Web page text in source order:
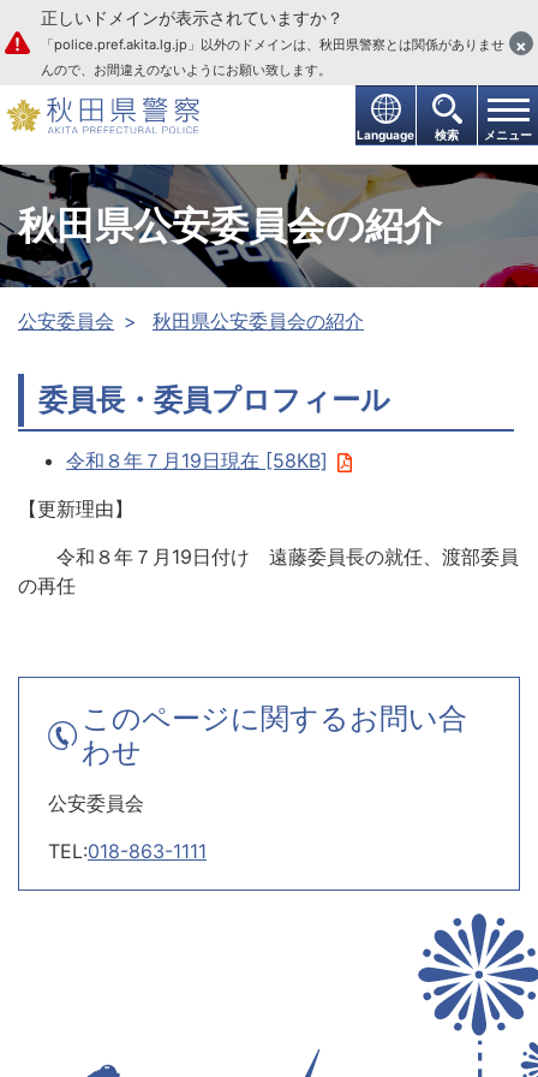
本文へ
Language 検索 メニュー
正しいドメインが表示されていますか？
「police.pref.akita.lg.jp」以外のドメインは、秋田県警察とは関係がありませ
んので、お間違えのないようにお願い致します。
×
秋田県公安委員会の紹介
公安委員会 秋田県公安委員会の紹介
委員長・委員プロフィール
令和８年７月19日現在 [58KB]
【更新理由】
令和８年７月19日付け 遠藤委員長の就任、渡部委員
の再任
このページに関するお問い合
わせ
公安委員会
TEL:018-863-1111